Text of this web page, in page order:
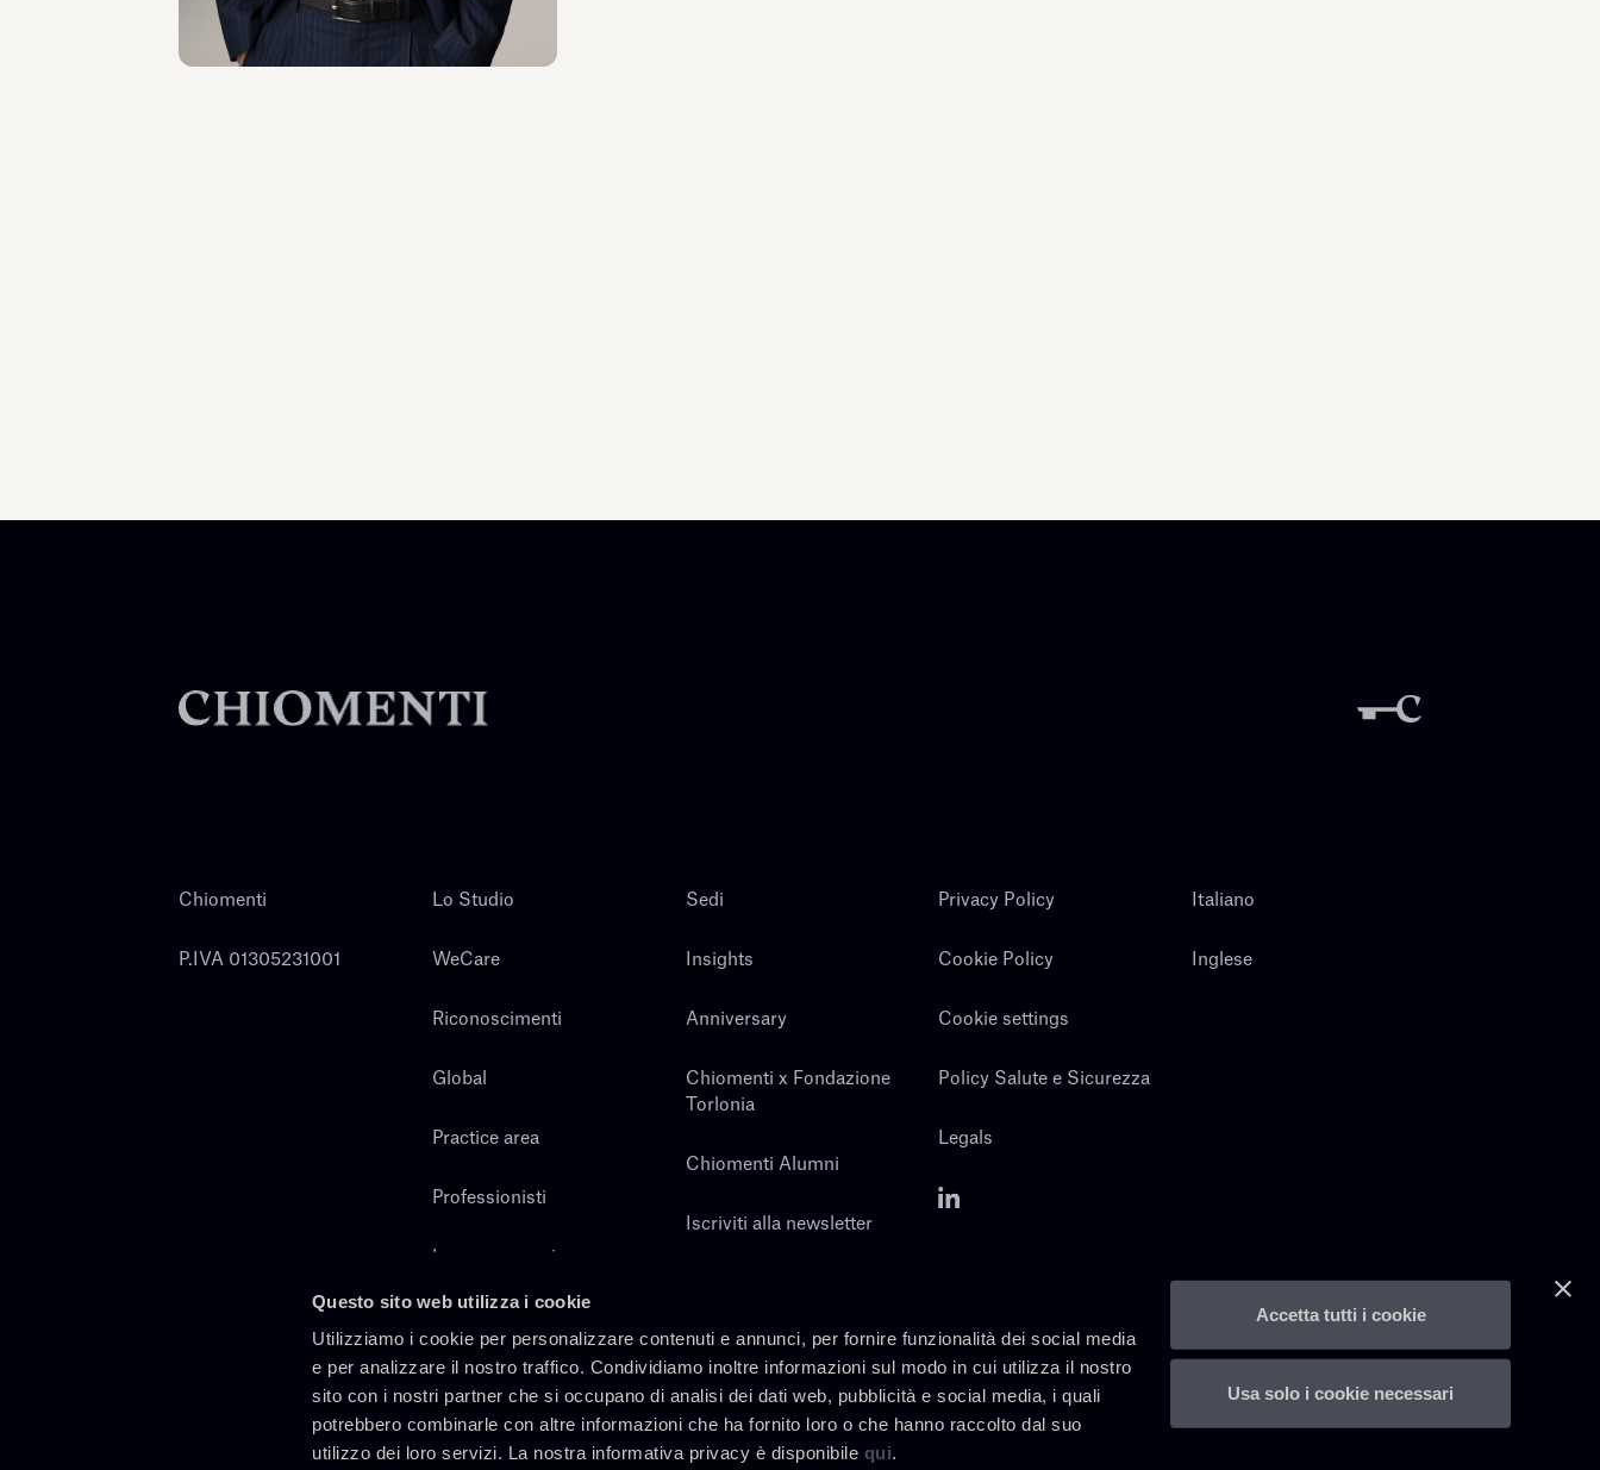
Questo sito web utilizza i cookie
Utilizziamo i cookie per personalizzare contenuti e annunci, per fornire funzionalità dei social media
e per analizzare il nostro traffico. Condividiamo inoltre informazioni sul modo in cui utilizza il nostro
sito con i nostri partner che si occupano di analisi dei dati web, pubblicità e social media, i quali
potrebbero combinarle con altre informazioni che ha fornito loro o che hanno raccolto dal suo
utilizzo dei loro servizi. La nostra informativa privacy è disponibile qui.
Accetta tutti i cookie
Usa solo i cookie necessari
Scopri il professionista
Chiomenti
P.IVA 01305231001
Lo Studio
WeCare
Riconoscimenti
Global
Practice area
Professionisti
Lavora con noi
Sedi
Insights
Anniversary
Chiomenti x Fondazione
Torlonia
Chiomenti Alumni
Iscriviti alla newsletter
Privacy Policy
Cookie Policy
Cookie settings
Policy Salute e Sicurezza
Legals
Italiano
Inglese